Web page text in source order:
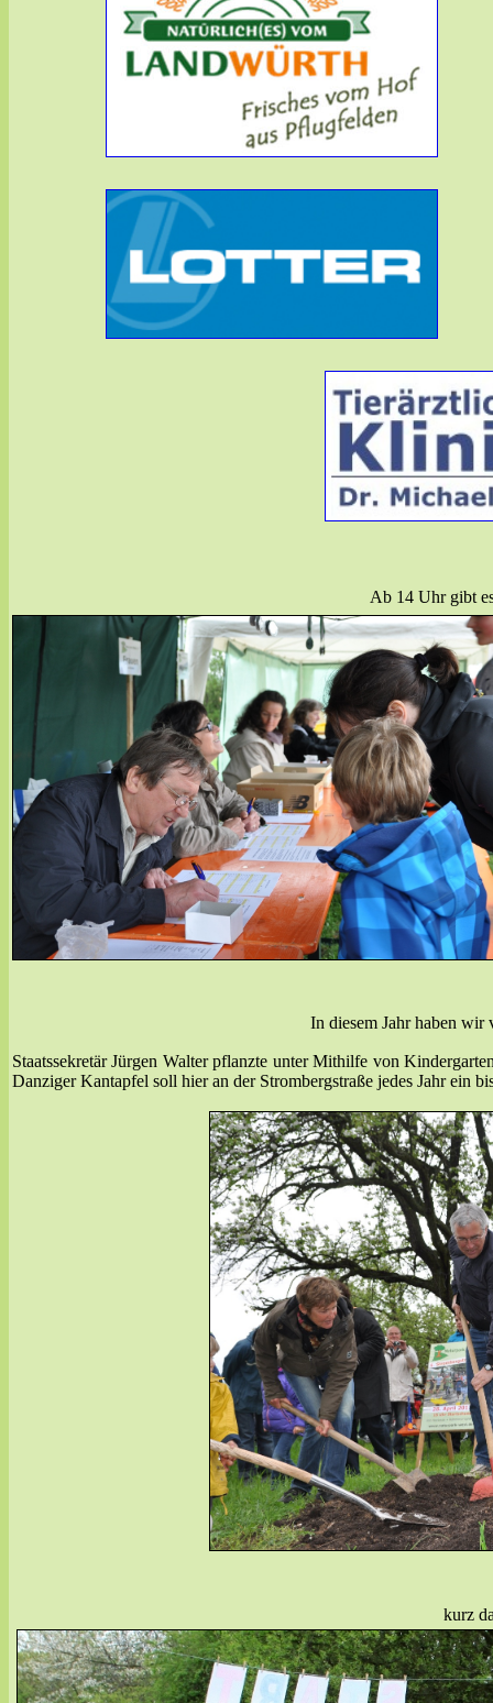
Ab 14 Uhr gibt
In diesem Jahr haben wir
Staatssekretär Jürgen Walter pflanzte unter Mithilfe von
Danziger Kantapfel soll hier an der Strombergstraße jedes Jahr ein
kurz